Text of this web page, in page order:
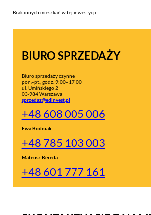
Brak innych mieszkań w tej inwestycji.
BIURO SPRZEDAŻY
Biuro sprzedaży czynne:
pon.–pt., godz. 9:00–17:00
ul. Umińskiego 2
03-984 Warszawa
sprzedaz@edinvest.pl
+48 608 005 006
Ewa Bodniak
+48 785 103 003
Mateusz Bereda
+48 601 777 161